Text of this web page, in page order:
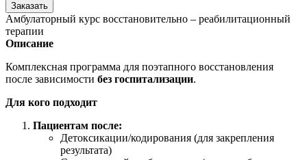
Заказать
Амбулаторный курс восстановительно – реабилитационный
терапии
Описание
Комплексная программа для поэтапного восстановления
после зависимости без госпитализации.
Для кого подходит
Пациентам после:
Детоксикации/кодирования (для закрепления
результата)